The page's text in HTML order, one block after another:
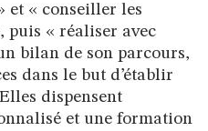
et « conseiller les
puis « réaliser avec
bilan de son parcours,
dans le but d’établir
dispensent
et une formation